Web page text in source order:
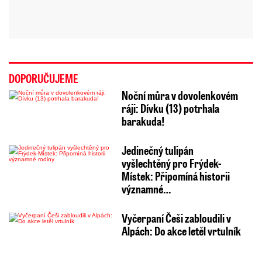
DOPORUČUJEME
Noční můra v dovolenkovém
ráji: Dívku (13) potrhala
barakuda!
Jedinečný tulipán
vyšlechtěný pro Frýdek-
Místek: Připomíná historii
významné…
Vyčerpaní Češi zabloudili v
Alpách: Do akce letěl vrtulník